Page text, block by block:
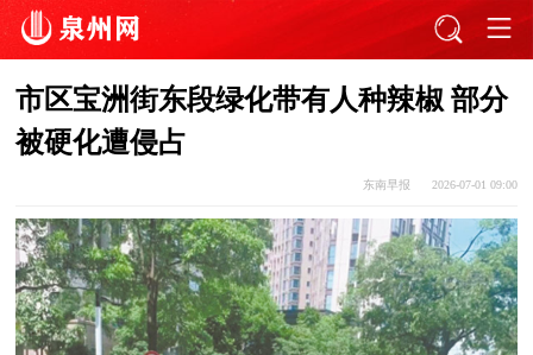
市区宝洲街东段绿化带有人种辣椒 部分
被硬化遭侵占
东南早报 2026-07-01 09:00